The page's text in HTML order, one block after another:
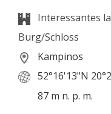
Interessantes
Burg/Schloss
Kampinos
52°16'13"N
87 m n. p. m.